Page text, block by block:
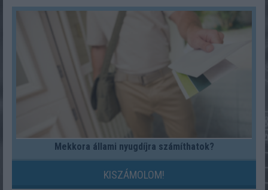
Mekkora állami nyugdíjra számíthatok?
KISZÁMOLOM!